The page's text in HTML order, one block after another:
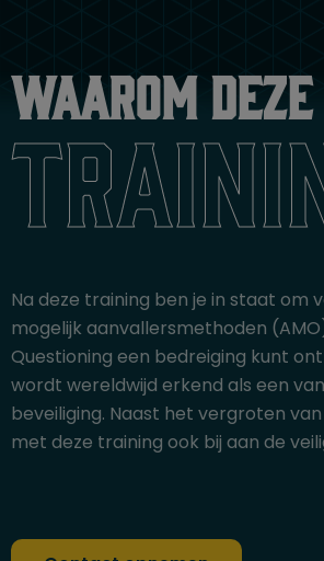
Waarom deze
Na deze training ben je in staat
mogelijk aanvallersmethoden
Questioning een bedreiging kunt
wordt wereldwijd erkend als een
beveiliging. Naast het vergroten
met deze training ook bij aan de